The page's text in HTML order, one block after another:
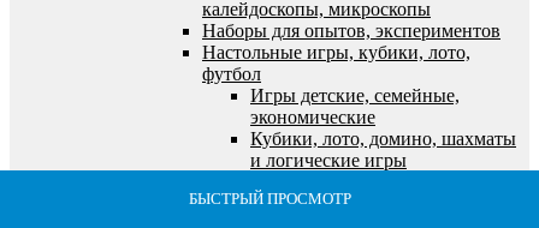
БЫСТРЫЙ ПРОСМОТР
БЫСТРЫЙ ПРОСМОТР
БЫСТРЫЙ ПРОСМОТР
БЫСТРЫЙ ПРОСМОТР
БЫСТРЫЙ ПРОСМОТР
калейдоскопы, микроскопы
Наборы для опытов, экспериментов
Настольные игры, кубики, лото,
футбол
Игры детские, семейные,
экономические
Кубики, лото, домино, шахматы
и логические игры
морской и танковый бои